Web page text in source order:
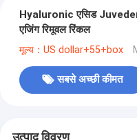
Hyaluronic एसिड
एजिंग रिमूवल रिंकल
मूल्य：US dollar+55+box
सबसे अच्छी कीमत
उत्पाद विवरण